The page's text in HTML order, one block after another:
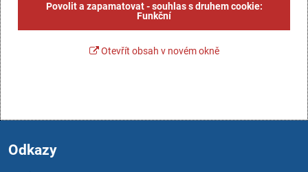
Povolit a zapamatovat - souhlas s druhem cookie:
Funkční
Otevřít obsah v novém okně
Odkazy